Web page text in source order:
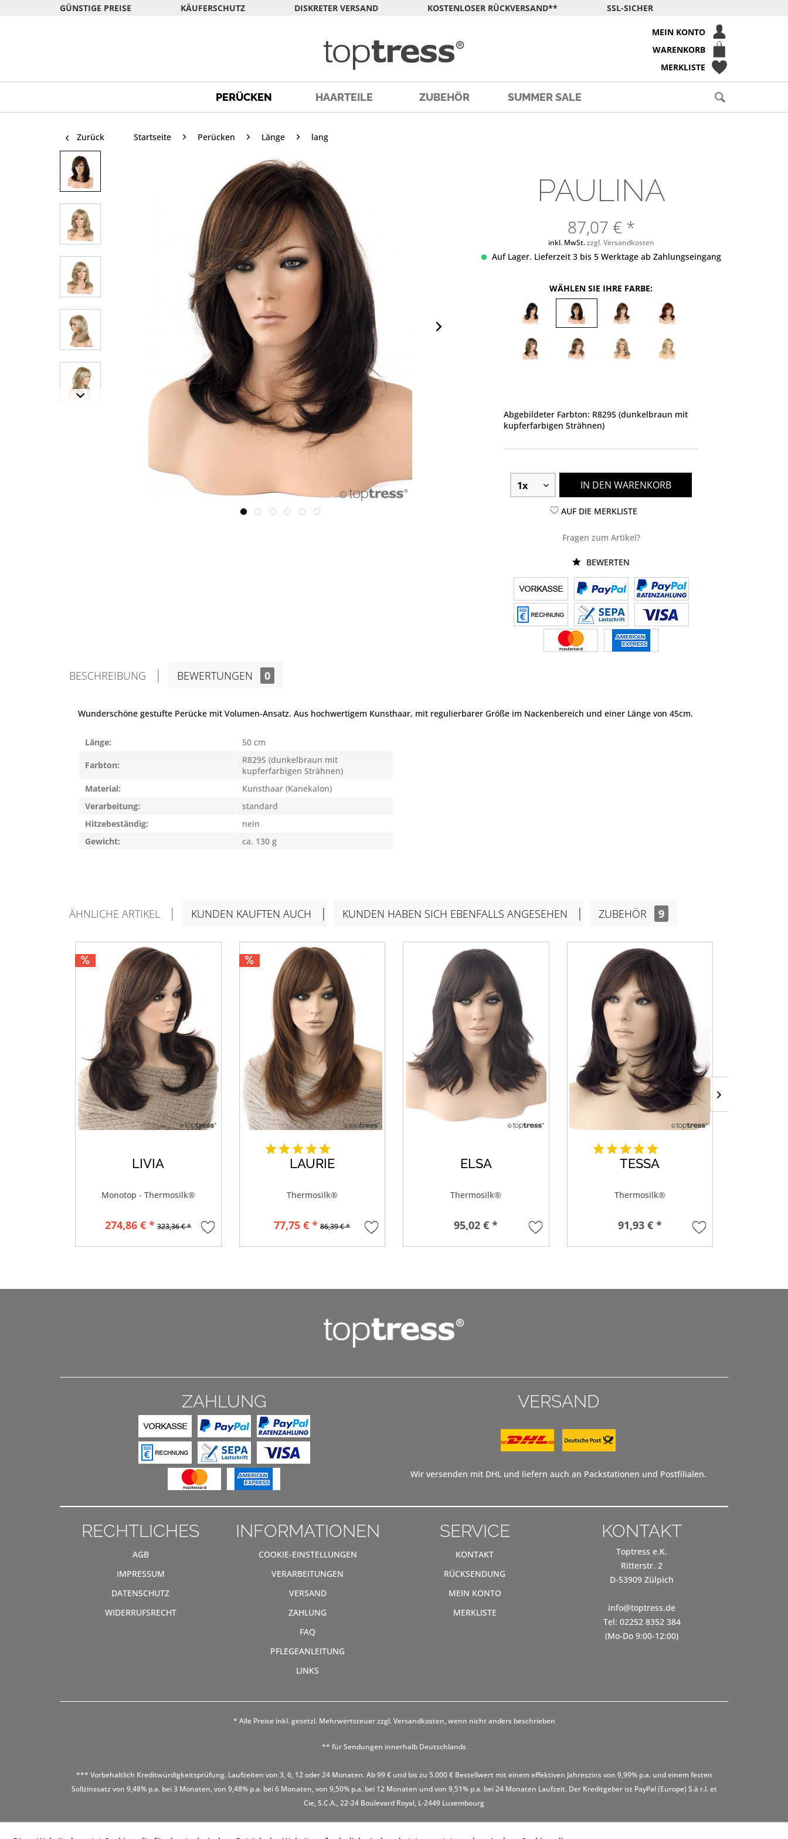
GÜNSTIGE PREISE KÄUFERSCHUTZ DISKRETER VERSAND KOSTENLOSER RÜCKVERSAND** SSL-SICHER
MEIN KONTO
WARENKORB
MERKLISTE
PERÜCKEN HAARTEILE ZUBEHÖR SUMMER SALE
Zurück Startseite Perücken Länge lang
PAULINA
87,07 € *
inkl. MwSt.zzgl. Versandkosten
Auf Lager. Lieferzeit 3 bis 5 Werktage ab Zahlungseingang
WÄHLEN SIE IHRE FARBE:
Abgebildeter Farbton: R829S (dunkelbraun mit
kupferfarbigen Strähnen)
IN DEN WARENKORB
AUF DIE MERKLISTE
Fragen zum Artikel?
BEWERTEN
BESCHREIBUNG BEWERTUNGEN 0
Wunderschöne gestufte Perücke mit Volumen-Ansatz. Aus hochwertigem Kunsthaar, mit regulierbarer Größe im Nackenbereich und einer Länge von 45cm.
Länge: 50 cm
Farbton:
R829S (dunkelbraun mit
kupferfarbigen Strähnen)
Material:
Kunsthaar (Kanekalon)
Verarbeitung:
standard
Hitzebeständig:
nein
Gewicht:
ca. 130 g
ÄHNLICHE ARTIKEL KUNDEN KAUFTEN AUCH KUNDEN HABEN SICH EBENFALLS ANGESEHEN ZUBEHÖR 9
LIVIA
Monotop - Thermosilk®
274,86 € * 323,36 € *
LAURIE
Thermosilk®
77,75 € * 86,39 € *
ELSA
Thermosilk®
95,02 € *
TESSA
Thermosilk®
91,93 € *
ZAHLUNG VERSAND
Wir versenden mit DHL und liefern auch an Packstationen und Postfilialen.
RECHTLICHES
AGB
IMPRESSUM
DATENSCHUTZ
WIDERRUFSRECHT
INFORMATIONEN
COOKIE-EINSTELLUNGEN
VERARBEITUNGEN
VERSAND
ZAHLUNG
FAQ
PFLEGEANLEITUNG
LINKS
SERVICE
KONTAKT
RÜCKSENDUNG
MEIN KONTO
MERKLISTE
KONTAKT
Toptress e.K.
Ritterstr. 2
D-53909 Zülpich
info@toptress.de
Tel: 02252 8352 384
(Mo-Do 9:00-12:00)
* Alle Preise inkl. gesetzl. Mehrwertsteuer zzgl.Versandkosten, wenn nicht anders beschrieben
** für Sendungen innerhalb Deutschlands
*** Vorbehaltlich Kreditwürdigkeitsprüfung. Laufzeiten von 3, 6, 12 oder 24 Monaten. Ab 99 € und bis zu 5.000 € Bestellwert mit einem effektiven Jahreszins von 9,99% p.a. und einem festen
Sollzinssatz von 9,48% p.a. bei 3 Monaten, von 9,48% p.a. bei 6 Monaten, von 9,50% p.a. bei 12 Monaten und von 9,51% p.a. bei 24 Monaten Laufzeit. Der Kreditgeber ist PayPal (Europe) S.à r.l. et
Cie, S.C.A., 22-24 Boulevard Royal, L-2449 Luxembourg